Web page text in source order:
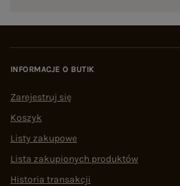
INFORMACJE O BUTIK
Zarejestruj się
Koszyk
Listy zakupowe
Lista zakupionych produktów
Historia transakcji